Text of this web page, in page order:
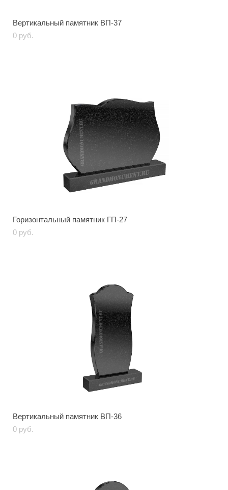
Вертикальный памятник ВП-37
0 pуб.
Горизонтальный памятник ГП-27
0 pуб.
Вертикальный памятник ВП-36
0 pуб.